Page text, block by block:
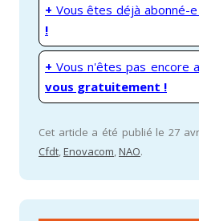
+ Vous êtes déjà abonné-e
!
+ Vous n'êtes pas encore
vous gratuitement !
Cet article a été publié le 27
Cfdt,Enovacom,NAO.